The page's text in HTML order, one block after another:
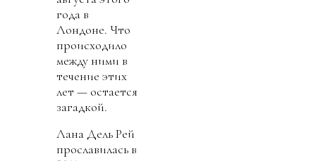
года в
Лондоне. Что
происходило
между ними в
течение этих
лет — остается
загадкой.
Лана Дель Рей
прославилась в